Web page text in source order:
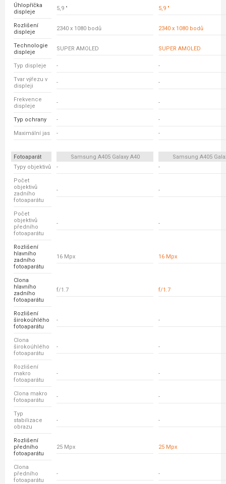
Úhlopříčka
displeje
5,9 " 5,9 "
Rozlišení
displeje
2340 x 1080 bodů 2340 x 1080 bodů
Technologie
displeje
SUPER AMOLED SUPER AMOLED
Typ displeje - -
Tvar výřezu v
displeji
- -
Frekvence
displeje
- -
Typ ochrany - -
Maximální jas - -
Fotoaparát Samsung A405 Galaxy A40
Samsung A405
Typy objektivů
- -
Počet
objektivů
zadního
fotoaparátu
- -
Počet
objektivů
předního
fotoaparátu
- -
Rozlišení
hlavního
zadního
fotoaparátu
16 Mpx 16 Mpx
Clona
hlavního
zadního
fotoaparátu
f/1.7 f/1.7
Rozlišení
širokoúhlého
fotoaparátu
- -
Clona
širokoúhlého
fotoaparátu
- -
Rozlišení
makro
fotoaparátu
- -
Clona makro
fotoaparátu
- -
Typ
stabilizace
obrazu
- -
Rozlišení
předního
fotoaparátu
25 Mpx 25 Mpx
Clona
předního
fotoaparátu
- -